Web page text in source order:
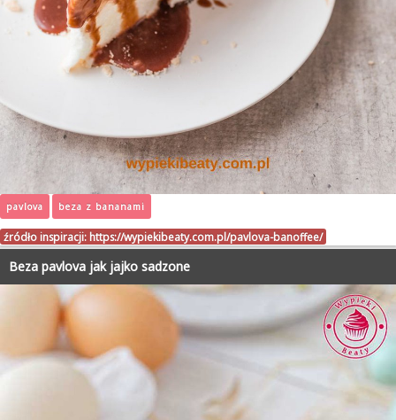
pavlova beza z bananami
źródło inspiracji: https://wypiekibeaty.com.pl/pavlova-banoffee/
Beza pavlova jak jajko sadzone